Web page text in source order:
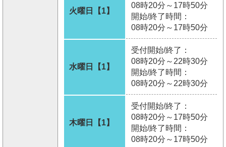
火曜日【1】
08時20分～17時50分
開始/終了時間：
08時20分～17時50分
水曜日【1】
受付開始/終了：
08時20分～22時30分
開始/終了時間：
08時20分～22時30分
木曜日【1】
受付開始/終了：
08時20分～17時50分
開始/終了時間：
08時20分～17時50分